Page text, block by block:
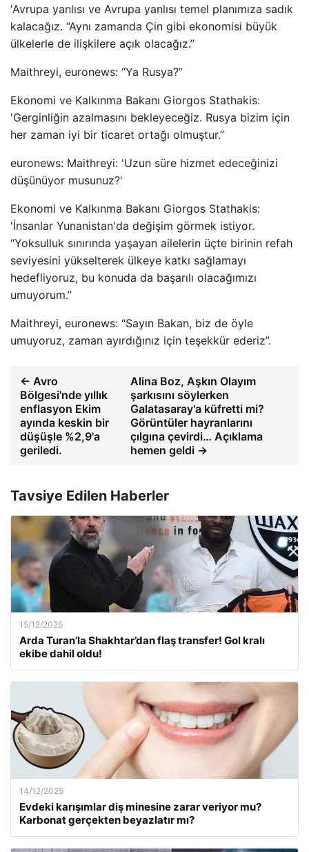
'Avrupa yanlısı ve Avrupa yanlısı temel planımıza sadık
kalacağız. “Aynı zamanda Çin gibi ekonomisi büyük
ülkelerle de ilişkilere açık olacağız.”
Maithreyi, euronews: “Ya Rusya?”
Ekonomi ve Kalkınma Bakanı Giorgos Stathakis:
'Gerginliğin azalmasını bekleyeceğiz. Rusya bizim için
her zaman iyi bir ticaret ortağı olmuştur.”
euronews: Maithreyi: 'Uzun süre hizmet edeceğinizi
düşünüyor musunuz?'
Ekonomi ve Kalkınma Bakanı Giorgos Stathakis:
'İnsanlar Yunanistan'da değişim görmek istiyor.
“Yoksulluk sınırında yaşayan ailelerin üçte birinin refah
seviyesini yükselterek ülkeye katkı sağlamayı
hedefliyoruz, bu konuda da başarılı olacağımızı
umuyorum.”
Maithreyi, euronews: “Sayın Bakan, biz de öyle
umuyoruz, zaman ayırdığınız için teşekkür ederiz”.
← Avro
Bölgesi'nde yıllık
enflasyon Ekim
ayında keskin bir
düşüşle %2,9'a
geriledi.
Alina Boz, Aşkın Olayım
şarkısını söylerken
Galatasaray'a küfretti mi?
Görüntüler hayranlarını
çılgına çevirdi… Açıklama
hemen geldi →
Tavsiye Edilen Haberler
15/12/2025
Arda Turan’la Shakhtar’dan flaş transfer! Gol kralı
ekibe dahil oldu!
14/12/2025
Evdeki karışımlar diş minesine zarar veriyor mu?
Karbonat gerçekten beyazlatır mı?